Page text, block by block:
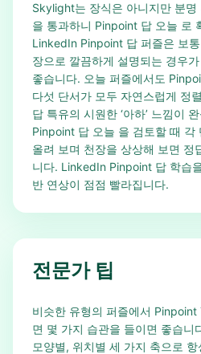
Skylight는 장식은 아니지만 분명
을 통과하니 Pinpoint 답 오늘 로
LinkedIn Pinpoint 답 퍼즐은 보
장으로 깔끔하게 설명되는 경우
좋습니다. 오늘 퍼즐에서도
다섯 단서가 모두 자연스럽게 정
답 특유의 시원한 ‘아하’ 느낌이
Pinpoint 답 오늘 을 검토할 때 각
올려 보며 천장을 상상해 보면 정
니다. LinkedIn Pinpoint 답 학습
반 연상이 점점 빨라집니다.
전문가 팁
비슷한 유형의 퍼즐에서
면 몇 가지 습관을 들이면 좋습니
모양별, 위치별 세 가지 축으로